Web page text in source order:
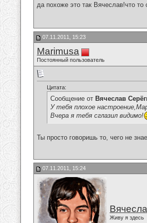
да похоже это так Вячеслав!что то
07.11.2011, 15:23
Marimusa
Постоянный пользователь
Цитата:
Сообщение от Вячеслав
У тебя плохое
Вчера я тебя сглазил видимо!
Ты просто говоришь то, чего не
07.11.2011, 15:24
Живу я здесь